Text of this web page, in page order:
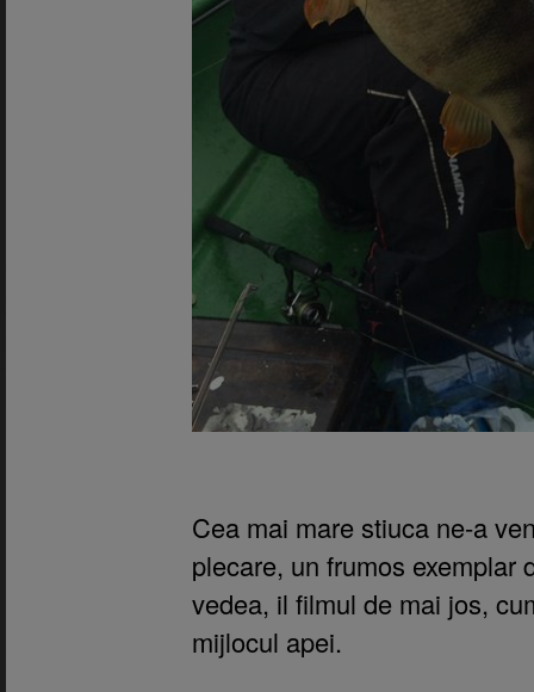
Cea mai mare stiuca ne-a
plecare, un frumos exemplar
vedea, il filmul de mai jos,
mijlocul apei.